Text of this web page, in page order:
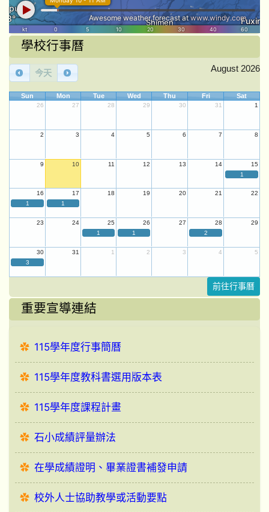
學校行事曆
今天 August 2026
Sun Mon Tue Wed Thu Fri Sat
26 27 28 29 30 31 1
2 3 4 5 6 7 8
9 10 11 12 13 14
15
1
16 17 18 19 20 21
22
1
1
23 24 25 26 27 28
29
1
1 2
30 31 1 2 3 4
5
3
前往行事曆
重要宣導連結
115學年度行事簡曆
115學年度教科書選用版本表
115學年度課程計畫
石小成績評量辦法
在學成績證明、畢業證書補發申請
校外人士協助教學或活動要點